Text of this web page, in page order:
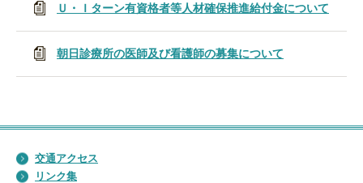
Ｕ・Ｉターン有資格者等人材確保推進給付金について
朝日診療所の医師及び看護師の募集について
交通アクセス
リンク集